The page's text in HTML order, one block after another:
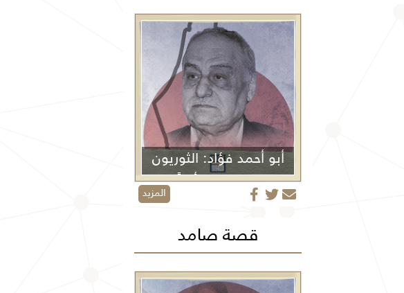
أبو أحمد فؤاد: الثوريون
لا يموتون أبداً
المزيد
قصة صامد